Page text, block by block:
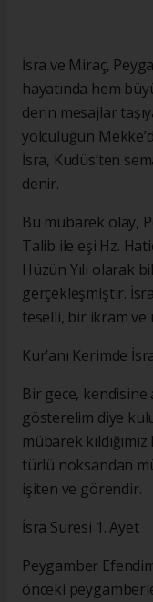
İsra ve Miraç,
hayatında hem
derin mesajlar
yolculuğun
İsra, Kudüs’ten
denir.
Bu mübarek olay,
Talib ile eşi Hz.
Hüzün Yılı olarak
gerçekleşmiştir.
teselli, bir ikram
Kur’anı Kerimde
Bir gece, kendisine
gösterelim diye
mübarek
türlü noksandan
işiten ve görendir.
İsra Suresi 1. Ayet
Peygamber
önceki